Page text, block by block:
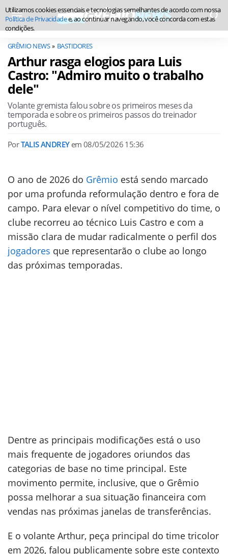
GRÊMIO NEWS BASTIDORES
Arthur rasga elogios para Luis
Castro: "Admiro muito o trabalho
dele"
Volante gremista falou sobre os primeiros meses da
temporada e sobre os primeiros passos do treinador
português.
PorTALIS ANDREYem08/05/2026 15:36
O ano de 2026 do Grêmio está sendo marcado
por uma profunda reformulação dentro e fora de
campo. Para elevar o nível competitivo do time, o
clube recorreu ao técnico Luis Castro e com a
missão clara de mudar radicalmente o perfil dos
jogadores que representarão o clube ao longo
das próximas temporadas.
Dentre as principais modificações está o uso
mais frequente de jogadores oriundos das
categorias de base no time principal. Este
movimento permite, inclusive, que o Grêmio
possa melhorar a sua situação financeira com
vendas nas próximas janelas de transferências.
E o volante Arthur, peça principal do time tricolor
em 2026, falou publicamente sobre este contexto
Utilizamos cookies essenciais e tecnologias semelhantes de acordo com nossa
Política de Privacidadee, ao continuar navegando, você concorda com estas
condições.